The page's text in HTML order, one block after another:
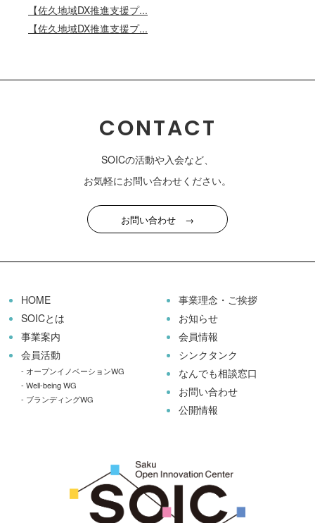
【佐久地域DX推進支援プ...
【佐久地域DX推進支援プ...
CONTACT
SOICの活動や入会など、
お気軽にお問い合わせください。
お問い合わせ →
HOME
SOICとは
事業案内
事業理念・ご挨拶
お知らせ
会員情報
会員活動
- オープンイノベーションWG
- Well-being WG
- ブランディングWG
シンクタンク
なんでも相談窓口
お問い合わせ
公開情報